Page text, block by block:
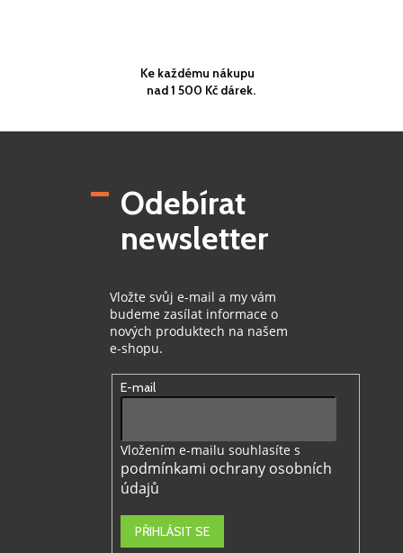
Ke každému nákupu
nad 1 500 Kč dárek.
Odebírat
newsletter
Vložte svůj e-mail a my vám
budeme zasílat informace o
nových produktech na našem
e-shopu.
E-mail
Vložením e-mailu souhlasíte s
podmínkami ochrany osobních
údajů
PŘIHLÁSIT SE